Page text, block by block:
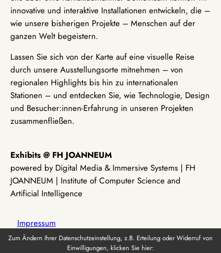
innovative und interaktive Installationen entwickeln, die –
wie unsere bisherigen Projekte – Menschen auf der
ganzen Welt begeistern.
Lassen Sie sich von der Karte auf eine visuelle Reise
durch unsere Ausstellungsorte mitnehmen – von
regionalen Highlights bis hin zu internationalen
Stationen – und entdecken Sie, wie Technologie, Design
und Besucher:innen-Erfahrung in unseren Projekten
zusammenfließen.
Exhibits @ FH JOANNEUM
powered by Digital Media & Immersive Systems | FH
JOANNEUM | Institute of Computer Science and
Artificial Intelligence
Impressum
Zum Ändern Ihrer Datenschutzeinstellung, z.B. Erteilung oder Widerruf von
Einwilligungen, klicken Sie hier: